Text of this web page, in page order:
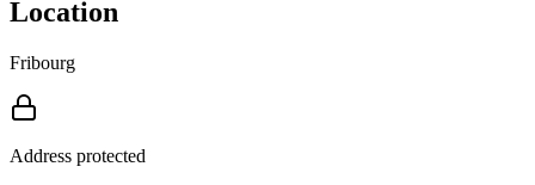
Location
Fribourg
Address protected